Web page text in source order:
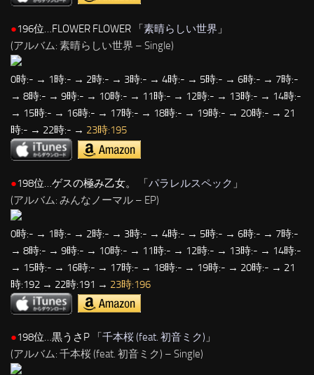
●196位…FLOWER FLOWER 「素晴らしい世界 」
(アルバム: 素晴らしい世界 – Single)
0時:- → 1時:- → 2時:- → 3時:- → 4時:- → 5時:- → 6時:- → 7時:-
→ 8時:- → 9時:- → 10時:- → 11時:- → 12時:- → 13時:- → 14時:-
→ 15時:- → 16時:- → 17時:- → 18時:- → 19時:- → 20時:- → 21
時:- → 22時:- → 23時:195
●198位…ゲスの極み乙女。 「パラレルスペック 」
(アルバム: みんなノーマル – EP)
0時:- → 1時:- → 2時:- → 3時:- → 4時:- → 5時:- → 6時:- → 7時:-
→ 8時:- → 9時:- → 10時:- → 11時:- → 12時:- → 13時:- → 14時:-
→ 15時:- → 16時:- → 17時:- → 18時:- → 19時:- → 20時:- → 21
時:192 → 22時:191 → 23時:196
●198位…黒うさP 「 千本桜 (feat. 初音ミク) 」
(アルバム: 千本桜 (feat. 初音ミク) – Single)